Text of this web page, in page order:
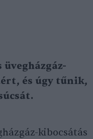
és úgy tűnik,
kibocsátás